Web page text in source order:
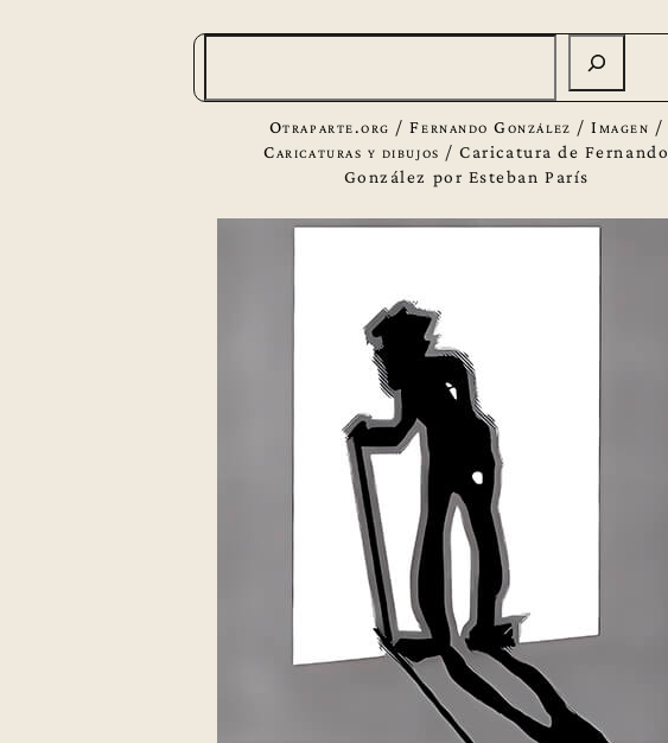
Otraparte.org /Fernando González /Imagen /
Caricaturas y dibujos /Caricatura de Fernando
González por Esteban París